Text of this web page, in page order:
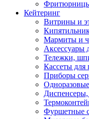
Кейтеринг
Витрины и
Мармиты и
Аксессуары
Тележки,
Кассеты для
Приборы
Фуршетные